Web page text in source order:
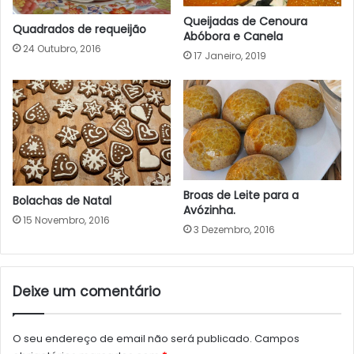
Quadrados de requeijão
24 Outubro, 2016
Queijadas de Cenoura
Abóbora e Canela
17 Janeiro, 2019
Bolachas de Natal
15 Novembro, 2016
Broas de Leite para a
Avózinha.
3 Dezembro, 2016
Deixe um comentário
O seu endereço de email não será publicado. Campos